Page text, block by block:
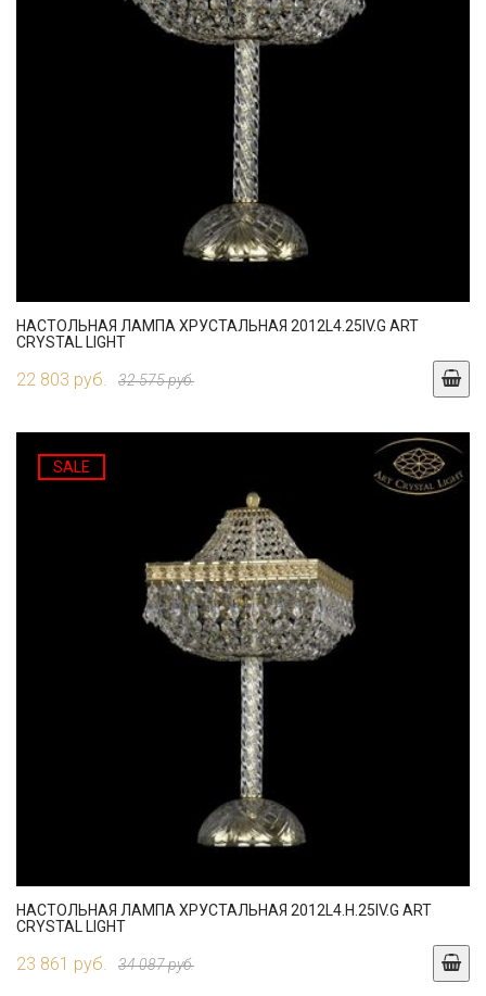
НАСТОЛЬНАЯ ЛАМПА ХРУСТАЛЬНАЯ 2012L4.25IV.G ART
CRYSTAL LIGHT
22 803 руб. 32 575 руб.
SALE
НАСТОЛЬНАЯ ЛАМПА ХРУСТАЛЬНАЯ 2012L4.H.25IV.G ART
CRYSTAL LIGHT
23 861 руб. 34 087 руб.